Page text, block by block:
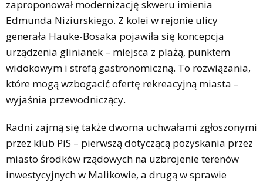
zaproponował modernizację skweru imienia
Edmunda Niziurskiego. Z kolei w rejonie ulicy
generała Hauke-Bosaka pojawiła się koncepcja
urządzenia glinianek – miejsca z plażą, punktem
widokowym i strefą gastronomiczną. To rozwiązania,
które mogą wzbogacić ofertę rekreacyjną miasta –
wyjaśnia przewodniczący.
Radni zajmą się także dwoma uchwałami zgłoszonymi
przez klub PiS – pierwszą dotyczącą pozyskania przez
miasto środków rządowych na uzbrojenie terenów
inwestycyjnych w Malikowie, a drugą w sprawie